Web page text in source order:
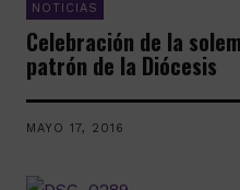
NOTICIAS
Celebración de la
patrón de la Diócesis
MAYO 17, 2016